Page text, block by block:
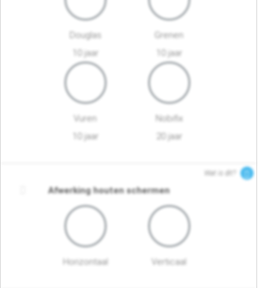
Douglas
10 jaar
Grenen
10 jaar
Vuren
10 jaar
Nobifix
20 jaar
Wat is dit?
Afwerking houten schermen
Horizontaal Verticaal